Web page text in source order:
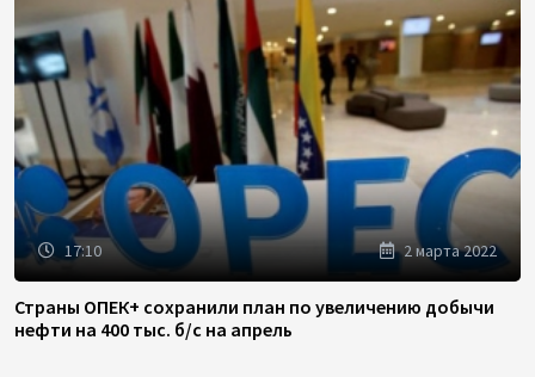
17:10 2 марта 2022
Страны ОПЕК+ сохранили план по увеличению добычи
нефти на 400 тыс. б/с на апрель